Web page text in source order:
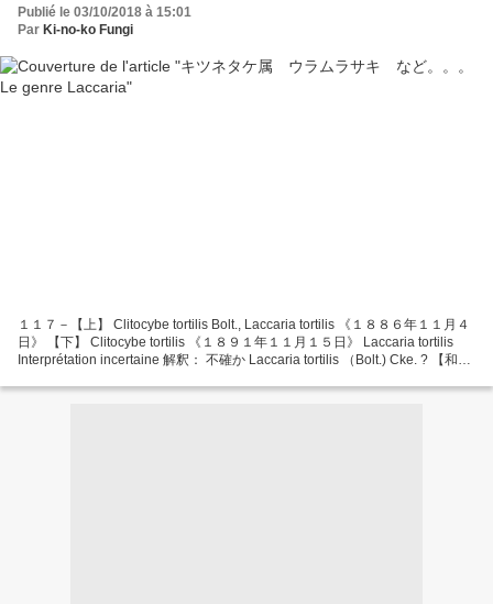
Publié le 03/10/2018 à 15:01
Par Ki-no-ko Fungi
１１７－【上】 Clitocybe tortilis Bolt., Laccaria tortilis 《１８８６年１１月４
日》 【下】 Clitocybe tortilis 《１８９１年１１月１５日》 Laccaria tortilis
Interprétation incertaine 解釈： 不確か Laccaria tortilis （Bolt.) Cke. ? 【和
douteuse....